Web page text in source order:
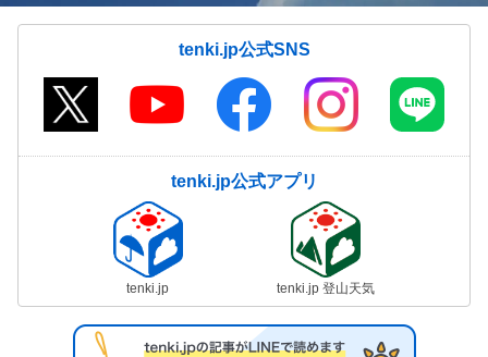
tenki.jp公式SNS
tenki.jp公式アプリ
tenki.jp tenki.jp 登山天気